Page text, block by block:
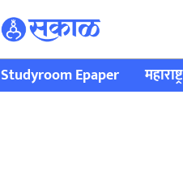
Studyroom Epaper महाराष्ट्र